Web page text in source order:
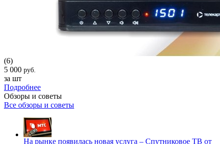
(6)
5 000 руб.
за шт
Подробнее
Обзоры и советы
Все обзоры и советы
На рынке появилась новая услуга – Спутниковое ТВ от